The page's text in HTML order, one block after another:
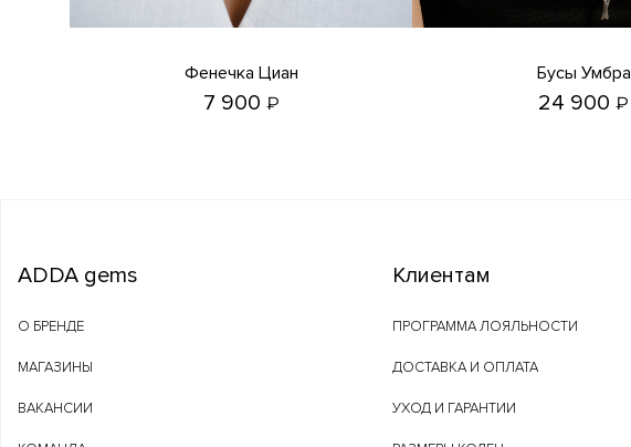
Фенечка Циан
7 900 ₽
Бусы Умбра
24 900 ₽
ADDA gems
О БРЕНДЕ
МАГАЗИНЫ
ВАКАНСИИ
Клиентам
ПРОГРАММА ЛОЯЛЬНОСТИ
ДОСТАВКА И ОПЛАТА
УХОД И ГАРАНТИИ